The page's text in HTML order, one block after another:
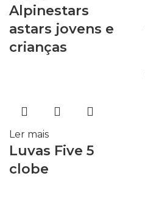
Alpinestars
astars jovens e
crianças
Ler mais
Luvas Five 5
clobe